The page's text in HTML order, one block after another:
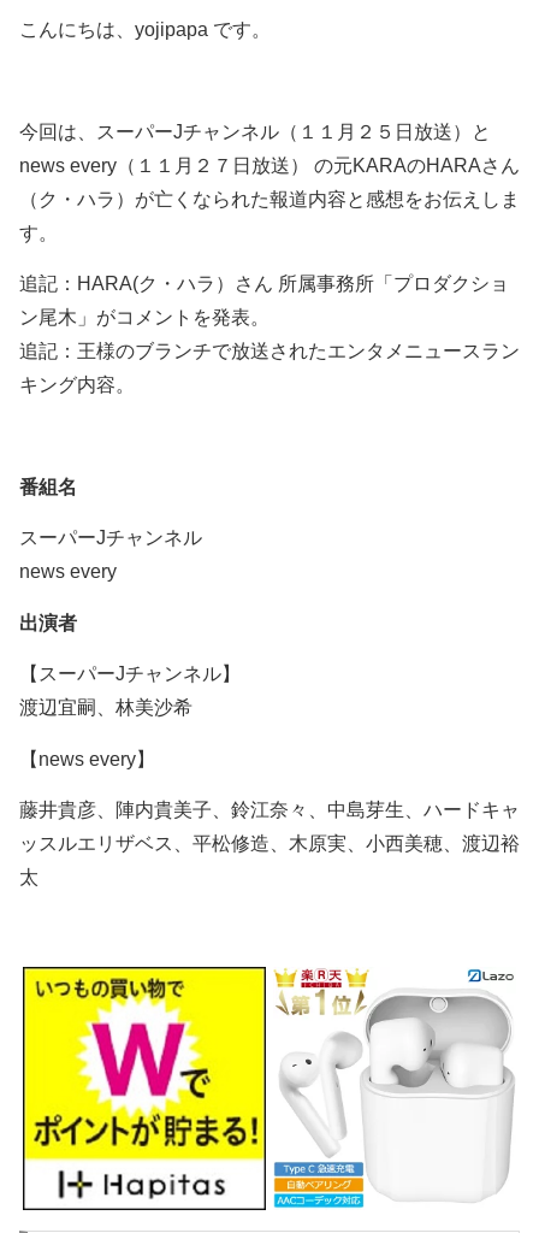
こんにちは、yojipapa です。
今回は、スーパーJチャンネル（１１月２５日放送）と
news every（１１月２７日放送） の元KARAのHARAさん
（ク・ハラ）が亡くなられた報道内容と感想をお伝えしま
す。
追記：HARA(ク・ハラ）さん 所属事務所「プロダクショ
ン尾木」がコメントを発表。
追記：王様のブランチで放送されたエンタメニュースラン
キング内容。
番組名
スーパーJチャンネル
news every
出演者
【スーパーJチャンネル】
渡辺宜嗣、林美沙希
【news every】
藤井貴彦、陣内貴美子、鈴江奈々、中島芽生、ハードキャ
ッスルエリザベス、平松修造、木原実、小西美穂、渡辺裕
太